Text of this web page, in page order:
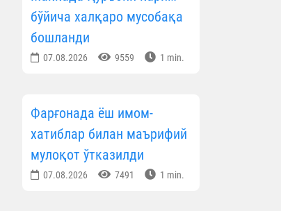
бўйича халқаро мусобақа
бошланди
07.08.2026 9559 1 min.
Фарғонада ёш имом-
хатиблар билан маърифий
мулоқот ўтказилди
07.08.2026 7491 1 min.